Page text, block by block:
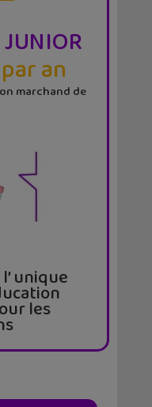
JUNIOR
an
marchand de
unique
les